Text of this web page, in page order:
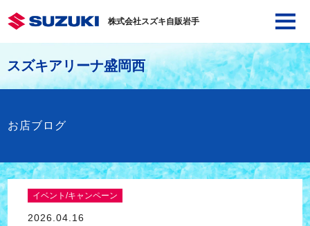
株式会社スズキ自販岩手
スズキアリーナ盛岡西
お店ブログ
イベント/キャンペーン
2026.04.16